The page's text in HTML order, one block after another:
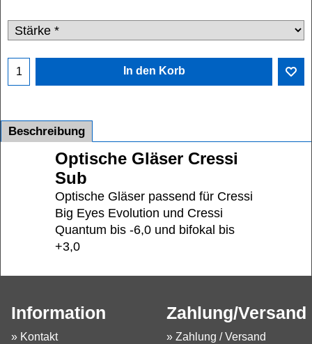
In den Korb
Beschreibung
Optische Gläser Cressi
Sub
Optische Gläser passend für Cressi
Big Eyes Evolution und Cressi
Quantum bis -6,0 und bifokal bis
+3,0
Information
» Kontakt
Zahlung/Versand
» Zahlung / Versand